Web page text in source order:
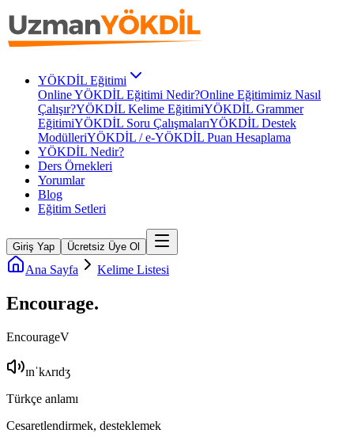
YÖKDİL Eğitimi
Online YÖKDİL Eğitimi Nedir?Online Eğitimimiz Nasıl
Çalışır?YÖKDİL Kelime EğitimiYÖKDİL Grammer
EğitimiYÖKDİL Soru ÇalışmalarıYÖKDİL Destek
ModülleriYÖKDİL / e-YÖKDİL Puan Hesaplama
YÖKDİL Nedir?
Ders Örnekleri
Yorumlar
Blog
Eğitim Setleri
Giriş Yap Ücretsiz Üye Ol
Ana Sayfa Kelime Listesi
Encourage.
EncourageV
ɪnˈkʌrɪdʒ
Türkçe anlamı
Cesaretlendirmek, desteklemek